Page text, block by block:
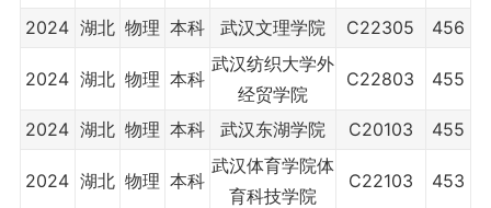
2024 湖北 物理 本科 武汉文理学院 C22305 456
2024 湖北 物理 本科
武汉纺织大学外
经贸学院
C22803 455
2024 湖北 物理 本科 武汉东湖学院 C20103 455
2024 湖北 物理 本科
武汉体育学院体
育科技学院
C22103 453